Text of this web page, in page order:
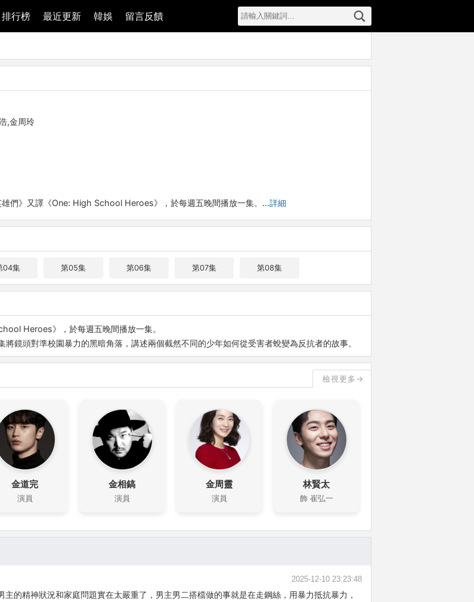
排行榜 最近更新 韓娛 留言反饋
,金周玲
雄們》又譯《One: High School Heroes》，於每週五晚間播放一集。…詳細
04集 第05集 第06集 第07集 第08集
Heroes》，於每週五晚間播放一集。
鏡頭對準校園暴力的黑暗角落，講述兩個截然不同的少年如何從受害者蛻變為反抗者的故事。
檢視更多→
金道完
演員
金相鎬
演員
金周靈
演員
林賢太
飾 崔弘一
2025-12-10 23:23:48
的精神狀況和家庭問題實在太嚴重了，男主男二搭檔做的事就是在走鋼絲，用暴力抵抗暴力，